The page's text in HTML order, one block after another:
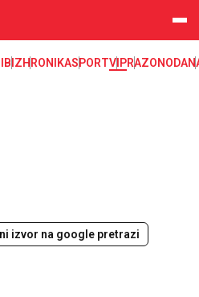
BIZHRONIKASPORTVIPRAZONODA
izvor na google pretrazi